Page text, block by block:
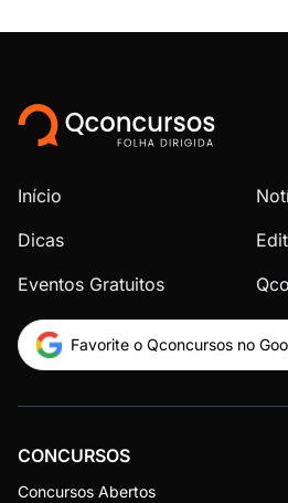
Início
Dicas
Eventos Gratuitos
Favorite o Qconcursos no
CONCURSOS
Concursos Abertos